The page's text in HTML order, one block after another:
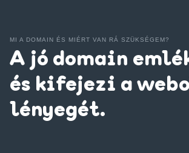
MI A DOMAIN ÉS MIÉRT VAN RÁ SZÜKSÉGEM?
A jó domain
és kifejezi a
lényegét.